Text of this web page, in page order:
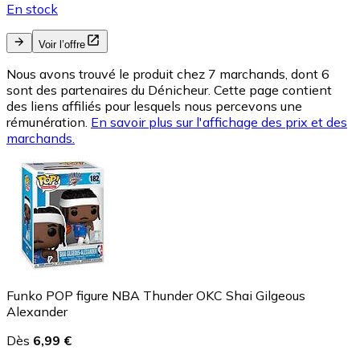
En stock
Voir l’offre
Nous avons trouvé le produit chez 7 marchands, dont 6
sont des partenaires du Dénicheur. Cette page contient
des liens affiliés pour lesquels nous percevons une
rémunération. En savoir plus sur l'affichage des prix et des
marchands.
Funko POP figure NBA Thunder OKC Shai Gilgeous
Alexander
Dès 6,99 €